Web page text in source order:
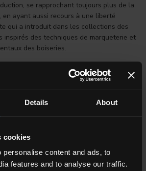
Details About
cookies
personalise content and ads, to
features and to analyse our traffic.
se rapprochant toujours plus de la
en ayant aussi recours à une liberté
qui a introduit dans les collections des
inspirés des techniques de marqueterie et
des boiseries.
collection de Ceramica del Conca, nous
nobles et espaces contemporains
(Frêne), Castagno (Châtaignier),
du marron au beige et au vert forêt.
caractère le plus authentique du bois.